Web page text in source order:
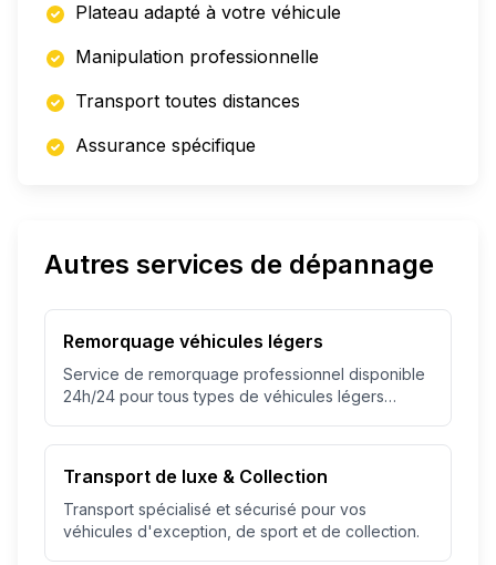
Plateau adapté à votre véhicule
Manipulation professionnelle
Transport toutes distances
Assurance spécifique
Autres services de dépannage
Remorquage véhicules légers
Service de remorquage professionnel disponible
24h/24 pour tous types de véhicules légers
Transport de luxe & Collection
Transport spécialisé et sécurisé pour vos
véhicules d'exception, de sport et de collection.